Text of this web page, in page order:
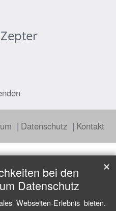
Zepter
Datenschutz Kontakt
bei den
Datenschutz
Webseiten-Erlebnis bieten.
✕